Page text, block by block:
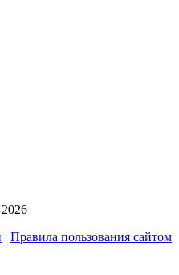
| Правила пользования сайтом